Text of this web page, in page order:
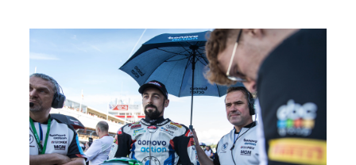
beendet und viele Daten gesammelt – auf einer
Strecke, die sehr schwierig für uns ist. Portimão
wird sicherlich besser.“